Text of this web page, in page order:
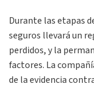
Durante las etapas
seguros llevará un
perdidos, y la
factores. La
de la evidencia